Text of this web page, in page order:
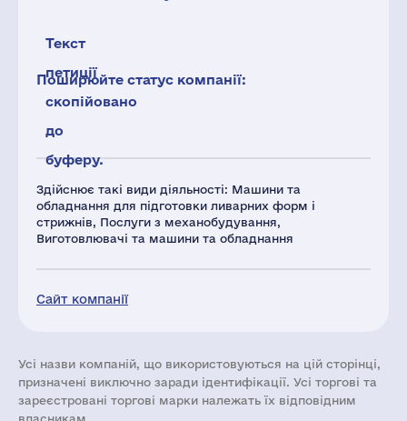
Здійснює такі види діяльності: Машини та
обладнання для підготовки ливарних форм і
стрижнів, Послуги з механобудування,
Виготовлювачі та машини та обладнання
Сайт компанії
Текст
петиції
скопійовано
до
буферу.
Поширюйте статус компанії:
Усі назви компаній, що використовуються на цій сторінці,
призначені виключно заради ідентифікації. Усі торгові та
зареєстровані торгові марки належать їх відповідним
власникам.